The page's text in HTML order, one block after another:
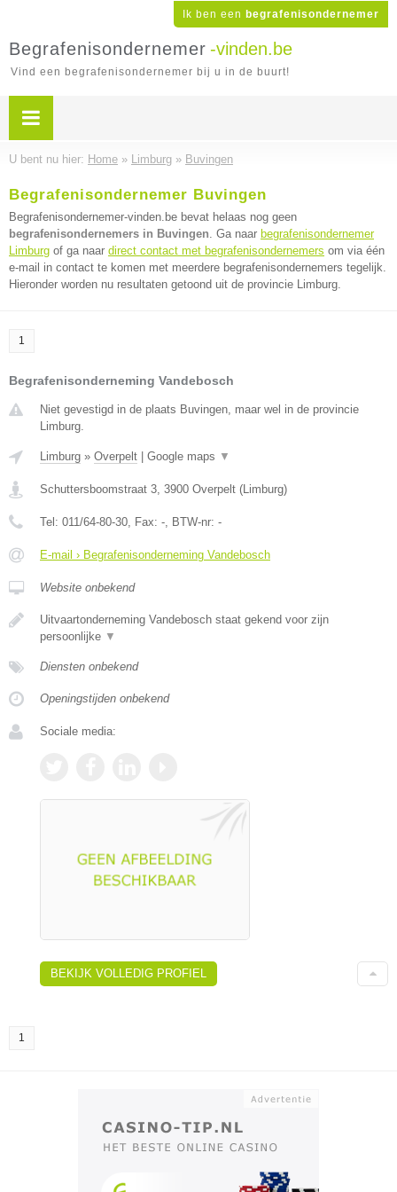
Ik ben een begrafenisondernemer
Begrafenisondernemer -vinden.be
Vind een begrafenisondernemer bij u in de buurt!
U bent nu hier: Home » Limburg » Buvingen
Begrafenisondernemer Buvingen
Begrafenisondernemer-vinden.be bevat helaas nog geen
begrafenisondernemers in Buvingen. Ga naar begrafenisondernemer
Limburg of ga naar direct contact met begrafenisondernemers om via één
e-mail in contact te komen met meerdere begrafenisondernemers tegelijk.
Hieronder worden nu resultaten getoond uit de provincie Limburg.
1
Begrafenisonderneming Vandebosch
Niet gevestigd in de plaats Buvingen, maar wel in de provincie
Limburg.
Limburg » Overpelt Google maps ▼
Schuttersboomstraat 3, 3900 Overpelt (Limburg)
Tel: 011/64-80-30, Fax: -, BTW-nr: -
E-mail › Begrafenisonderneming Vandebosch
Website onbekend
Uitvaartonderneming Vandebosch staat gekend voor zijn
persoonlijke ▼
Diensten onbekend
Openingstijden onbekend
Sociale media:
BEKIJK VOLLEDIG PROFIEL
1